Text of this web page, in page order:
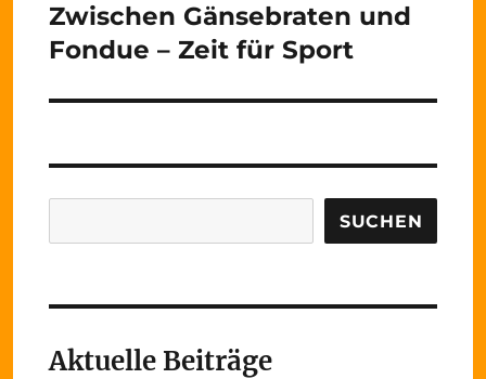
Nächster
Beitrag:
Zwischen Gänsebraten und
Fondue – Zeit für Sport
SUCHEN
Aktuelle Beiträge